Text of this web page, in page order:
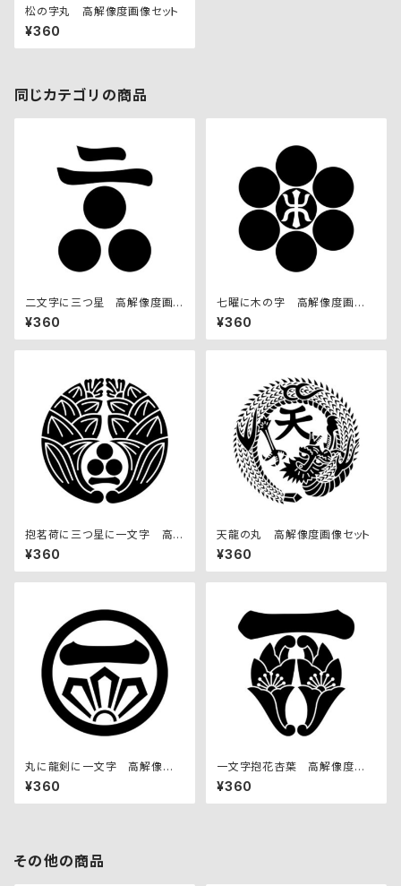
松の字丸 高解像度画像セット
¥360
同じカテゴリの商品
二文字に三つ星 高解像度画
像セット
¥360
七曜に木の字 高解像度画像
セット
¥360
抱茗荷に三つ星に一文字 高
解像度画像セット
¥360
天龍の丸 高解像度画像セット
¥360
丸に龍剣に一文字 高解像度
画像セット
¥360
一文字抱花杏葉 高解像度画
像セット
¥360
その他の商品